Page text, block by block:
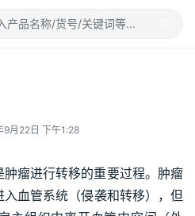
9月22日 下午1:28
瘤进行转移的重要过程。肿瘤
血管系统（侵袭和转移），但